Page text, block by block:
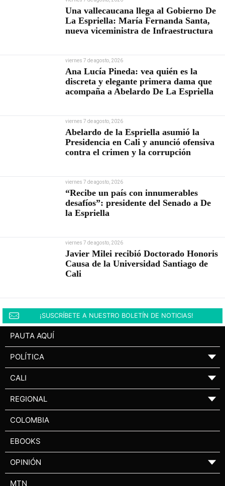
Una vallecaucana llega al Gobierno De
La Espriella: María Fernanda Santa,
nueva viceministra de Infraestructura
viernes 7 de agosto, 2026
Ana Lucía Pineda: vea quién es la
discreta y elegante primera dama que
acompaña a Abelardo De La Espriella
viernes 7 de agosto, 2026
Abelardo de la Espriella asumió la
Presidencia en Cali y anunció ofensiva
contra el crimen y la corrupción
viernes 7 de agosto, 2026
“Recibe un país con innumerables
desafíos”: presidente del Senado a De
la Espriella
viernes 7 de agosto, 2026
Javier Milei recibió Doctorado Honoris
Causa de la Universidad Santiago de
Cali
¡SUSCRÍBETE A NUESTRO BOLETÍN DE NOTICIAS!
PAUTA AQUÍ
POLÍTICA ▼
CALI ▼
REGIONAL ▼
COLOMBIA
EBOOKS
OPINIÓN ▼
MTN